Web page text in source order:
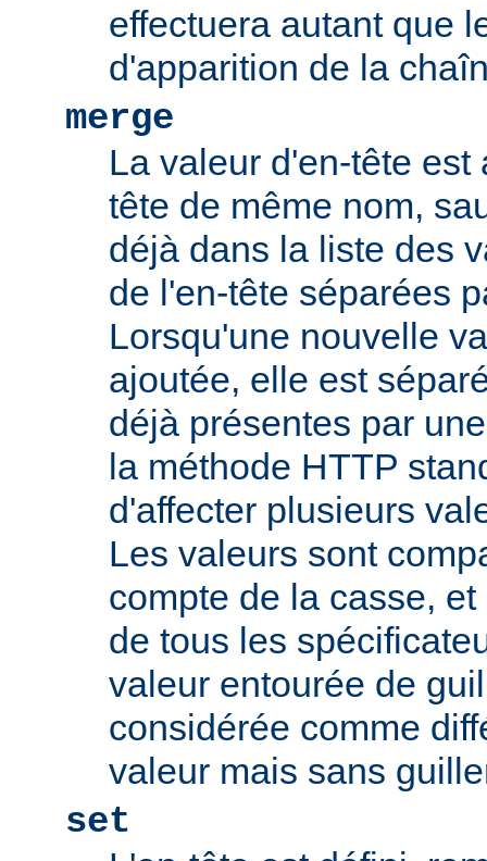
effectuera autant que
d'apparition de la
merge
La valeur d'en-tête est
tête de même nom,
déjà dans la liste des
de l'en-tête séparées
Lorsqu'une nouvelle
ajoutée, elle est
déjà présentes par
la méthode HTTP
d'affecter plusieurs
Les valeurs sont
compte de la casse,
de tous les
valeur entourée de
considérée comme
valeur mais sans
set